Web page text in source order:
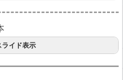
ライド表示